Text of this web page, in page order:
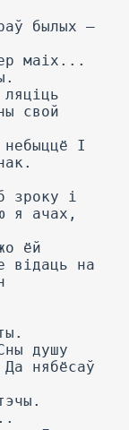
былых —
маіх...
свой
I
зроку і
я ачах,
ёй
відаць на
душу
нябёсаў